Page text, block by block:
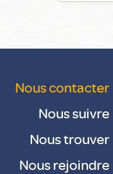
Nous contacter
Nous suivre
Nous trouver
Nous rejoindre